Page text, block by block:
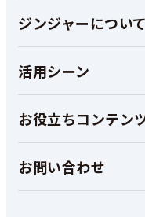
ジンジャーについて
活用シーン
お役立ちコンテン
お問い合わせ